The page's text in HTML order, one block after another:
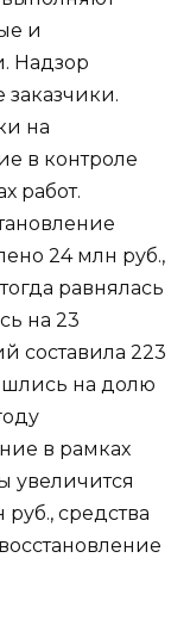
и
Надзор
заказчики.
на
в контроле
работ.
24 млн руб.,
равнялась
на 23
составила 223
на долю
в рамках
увеличится
средства